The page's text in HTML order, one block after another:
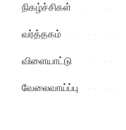
நிகழ்ச்சிகள்
வர்த்தகம்
விளையாட்டு
வேலைவாய்ப்பு